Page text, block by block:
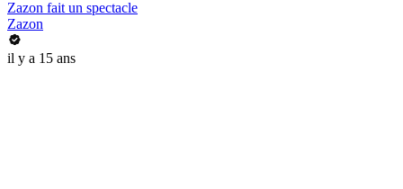
Zazon fait un spectacle
Zazon
il y a 15 ans